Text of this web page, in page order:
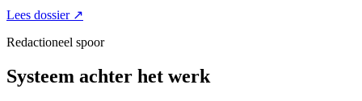
Lees dossier ↗
Redactioneel spoor
Systeem achter het werk